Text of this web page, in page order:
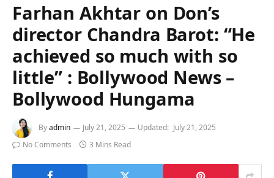
Farhan Akhtar on Don’s
director Chandra Barot: “He
achieved so much with so
little” : Bollywood News –
Bollywood Hungama
Byadmin July 21, 2025 Updated: July 21, 2025
No Comments
3 Mins Read